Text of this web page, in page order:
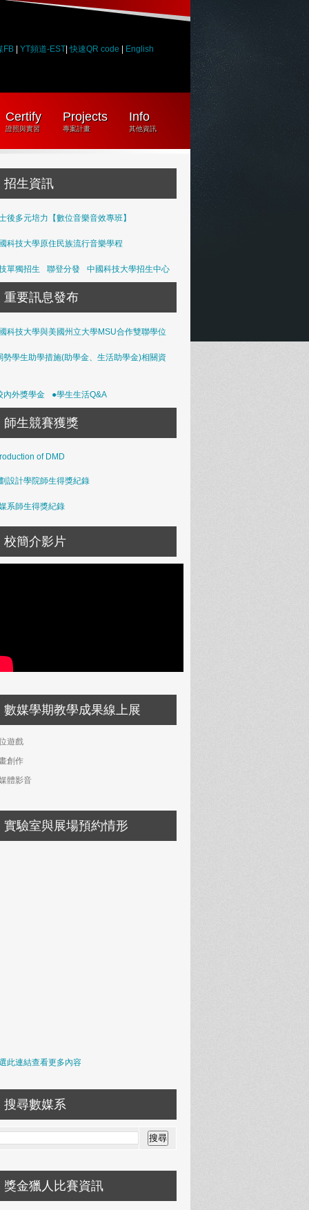
FB YT頻道-EST |快速QR code English
Certify
證照與實習
Projects
專案計畫
Info
其他資訊
招生資訊
後多元培力【數位音樂音效專班】
科技大學原住民族流行音樂學程
單獨招生 聯登分發 中國科技大學招生中心
重要訊息發布
科技大學與美國州立大學MSU合作雙聯學位
勢學生助學措施(助學金、生活助學金)相關資
內外獎學金 ●學生生活Q&A
師生競賽獲獎
of DMD
設計學院師生得獎紀錄
系師生得獎紀錄
校簡介影片
數媒學期教學成果線上展
遊戲
創作
體影音
實驗室與展場預約情形
此連結查看更多內容
搜尋數媒系
獎金獵人比賽資訊